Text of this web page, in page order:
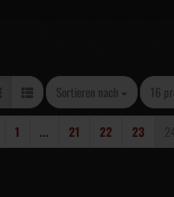
Sortieren nach
Sortieren nach 16
pro
1 ... 21 22 23